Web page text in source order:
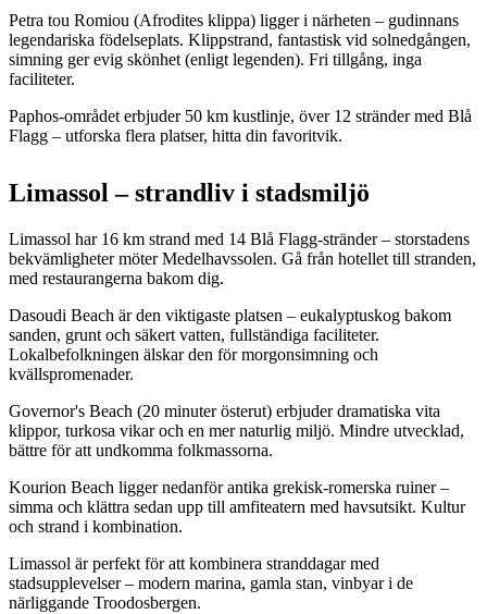
Petra tou Romiou (Afrodites klippa) ligger i närheten – gudinnans
legendariska födelseplats. Klippstrand, fantastisk vid solnedgången,
simning ger evig skönhet (enligt legenden). Fri tillgång, inga
faciliteter.
Paphos-området erbjuder 50 km kustlinje, över 12 stränder med Blå
Flagg – utforska flera platser, hitta din favoritvik.
Limassol – strandliv i stadsmiljö
Limassol har 16 km strand med 14 Blå Flagg-stränder – storstadens
bekvämligheter möter Medelhavssolen. Gå från hotellet till stranden,
med restaurangerna bakom dig.
Dasoudi Beach är den viktigaste platsen – eukalyptuskog bakom
sanden, grunt och säkert vatten, fullständiga faciliteter.
Lokalbefolkningen älskar den för morgonsimning och
kvällspromenader.
Governor's Beach (20 minuter österut) erbjuder dramatiska vita
klippor, turkosa vikar och en mer naturlig miljö. Mindre utvecklad,
bättre för att undkomma folkmassorna.
Kourion Beach ligger nedanför antika grekisk-romerska ruiner –
simma och klättra sedan upp till amfiteatern med havsutsikt. Kultur
och strand i kombination.
Limassol är perfekt för att kombinera stranddagar med
stadsupplevelser – modern marina, gamla stan, vinbyar i de
närliggande Troodosbergen.